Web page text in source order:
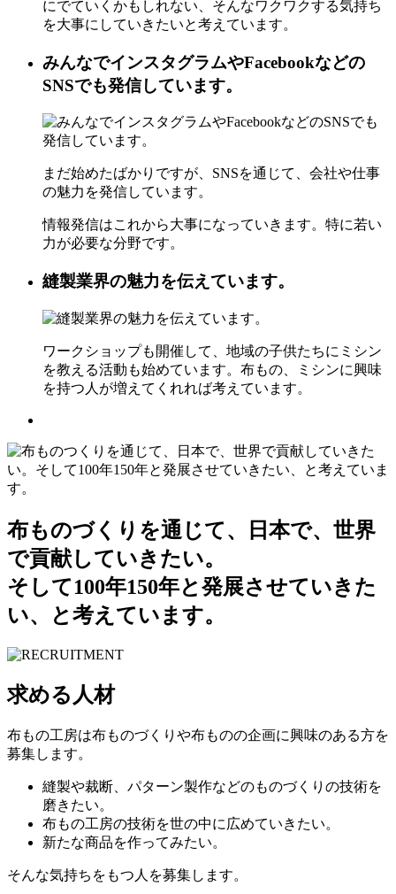
にでていくかもしれない、そんなワクワクする気持ち
を大事にしていきたいと考えています。
みんなでインスタグラムやFacebookなどの
SNSでも発信しています。
まだ始めたばかりですが、SNSを通じて、会社や仕事
の魅力を発信しています。
情報発信はこれから大事になっていきます。特に若い
力が必要な分野です。
縫製業界の魅力を伝えています。
ワークショップも開催して、地域の子供たちにミシン
を教える活動も始めています。布もの、ミシンに興味
を持つ人が増えてくれれば考えています。
布ものづくりを通じて、日本で、世界
で貢献していきたい。
そして100年150年と発展させていきた
い、と考えています。
求める人材
布もの工房は布ものづくりや布ものの企画に興味のある方を
募集します。
縫製や裁断、パターン製作などのものづくりの技術を
磨きたい。
布もの工房の技術を世の中に広めていきたい。
新たな商品を作ってみたい。
そんな気持ちをもつ人を募集します。